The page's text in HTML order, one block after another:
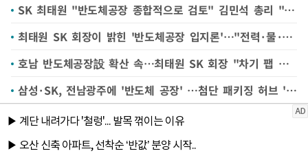
SK 최태원 "반도체공장 종합적으로 검토" 김민석 총리 "한국에서 되도록"
최태원 SK 회장이 밝힌 '반도체공장 입지론'…"전력·물·땅·사람 다 갖춰야"
호남 반도체공장設 확산 속…최태원 SK 회장 "차기 팹 입지 국내·해외 다 열려있어"
삼성·SK, 전남광주에 '반도체 공장' …첨단 패키징 허브 '속도'